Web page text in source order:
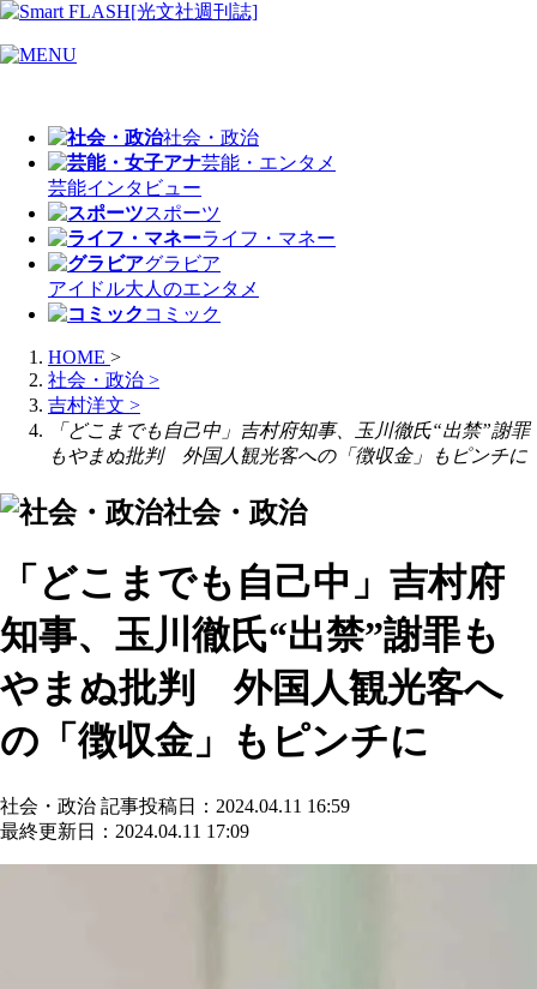
社会・政治
芸能・エンタメ
芸能インタビュー
スポーツ
ライフ・マネー
グラビア
アイドル大人のエンタメ
コミック
HOME >
社会・政治 >
吉村洋文 >
「どこまでも自己中」吉村府知事、玉川徹氏“出禁”謝罪
もやまぬ批判 外国人観光客への「徴収金」もピンチに
社会・政治
「どこまでも自己中」吉村府
知事、玉川徹氏“出禁”謝罪も
やまぬ批判 外国人観光客へ
の「徴収金」もピンチに
社会・政治 記事投稿日：2024.04.11 16:59
最終更新日：2024.04.11 17:09